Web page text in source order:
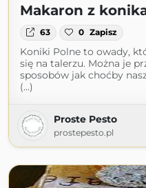
Makaron z
63 0 Zapisz
Koniki Polne to owady,
się na talerzu. Można je
sposobów jak choćby
(...)
Proste Pesto
prostepesto.pl